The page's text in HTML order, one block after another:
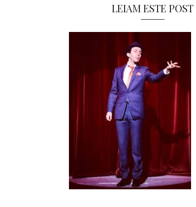
LEIAM ESTE POST